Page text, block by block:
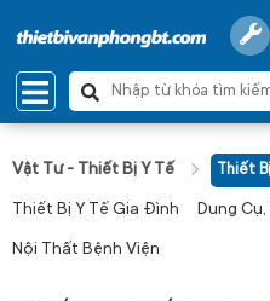
Vật Tư - Thiết Bị Y Tế Thiết
Thiết Bị Y Tế Gia Đình Dung
Nội Thất Bệnh Viện